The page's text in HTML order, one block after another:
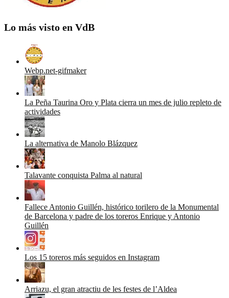
Lo más visto en VdB
Webp.net-gifmaker
La Peña Taurina Oro y Plata cierra un mes de julio repleto de
actividades
La alternativa de Manolo Blázquez
Talavante conquista Palma al natural
Fallece Antonio Guillén, histórico torilero de la Monumental
de Barcelona y padre de los toreros Enrique y Antonio
Guillén
Los 15 toreros más seguidos en Instagram
Arriazu, el gran atractiu de les festes de l’Aldea